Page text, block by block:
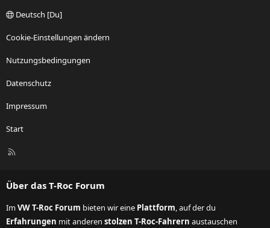
Deutsch [Du]
Cookie-Einstellungen ändern
Nutzungsbedingungen
Datenschutz
Impressum
Start
R
Über das T-Roc Forum
ImVW T-Roc Forum bieten wir eine Plattform, auf der du
Erfahrungen mit anderen stolzen T-Roc-Fahrern austauschen